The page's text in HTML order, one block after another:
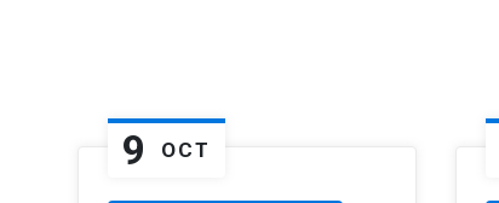
9 OCT